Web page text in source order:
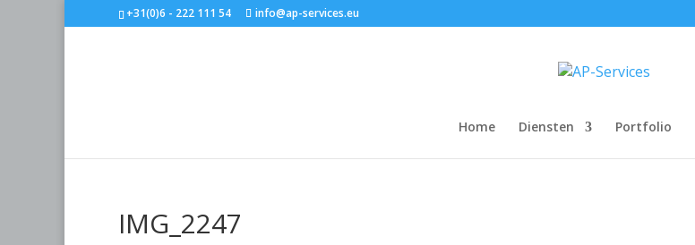
+31(0)6 - 222 111 54 info@ap-services.eu
Home Diensten Portfolio
IMG_2247